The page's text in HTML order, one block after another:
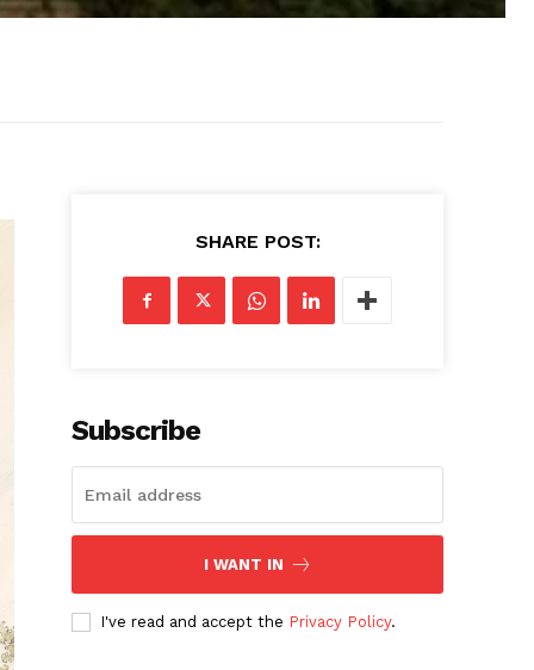
SHARE POST:
Subscribe
I WANT IN
I've read and accept the Privacy Policy.